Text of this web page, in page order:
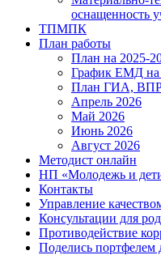
оснащенность
ТПМПК
План работы
План на 2025-
График ЕМД на
План ГИА, ВПР
Апрель 2026
Май 2026
Июнь 2026
Август 2026
Методист онлайн
НП «Молодежь и
Контакты
Управление
Консультации для
Противодействие
Поделись портфелем